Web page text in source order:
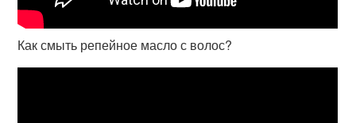
Как смыть репейное масло с волос?